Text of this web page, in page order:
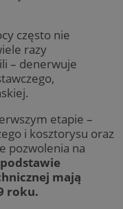
często nie
razy
– denerwuje
etapie –
i kosztorysu oraz
pozwolenia na
mają
roku.